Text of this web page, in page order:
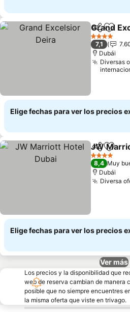
Compartir
Grand
4 Estrellas
7,1
Dubái
Diversas
Elige fechas para ver los precios
Compartir
JW
4 Estrellas
8,4 Muy
Dubái
Diversa
Elige fechas para ver los precios
Ver más
Los precios y la disponibilidad que
web de reserva cambian de manera
posible que no siempre encuentres
la misma oferta que viste en trivago.